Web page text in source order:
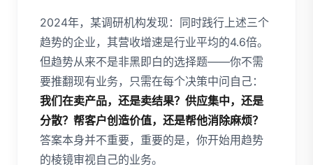
2024年，某调研机构发现：同时践行上述三个
趋势的企业，其营收增速是行业平均的4.6倍。
但趋势从来不是非黑即白的选择题——你不需
要推翻现有业务，只需在每个决策中问自己：
我们在卖产品，还是卖结果？供应集中，还是
分散？帮客户创造价值，还是帮他消除麻烦？
答案本身并不重要，重要的是，你开始用趋势
的棱镜审视自己的业务。